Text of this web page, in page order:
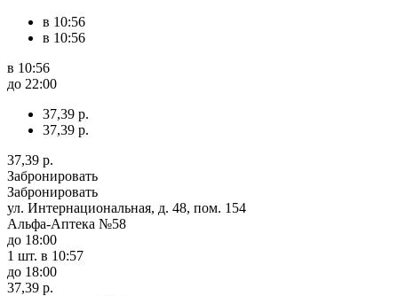
в 10:56
в 10:56
в 10:56
до 22:00
37,39 р.
37,39 р.
37,39 р.
Забронировать
Забронировать
ул. Интернациональная, д. 48, пом. 154
Альфа-Аптека №58
до 18:00
1 шт. в 10:57
до 18:00
37,39 р.